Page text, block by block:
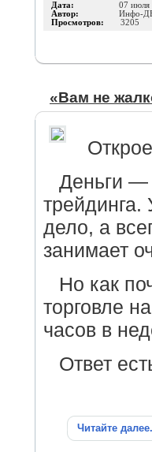
Дата: 07 июля
Автор: Инфо-
Просмотров: 3205
«Вам не
Деньги —
дело, а
занимает
Но как
торговле
часов в
Ответ
Читайте